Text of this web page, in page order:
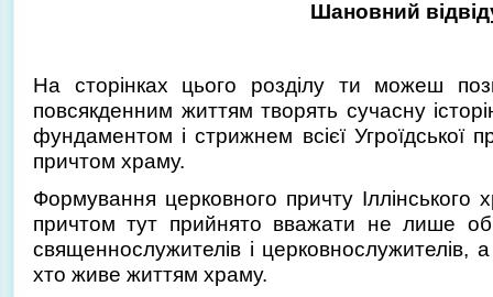
Шановний
На сторінках цього розділу ти можеш
повсякденним життям творять сучасну
фундаментом і стрижнем всієї Угроїдської
причтом храму.
Формування церковного причту Іллінського
причтом тут прийнято вважати не лише
священнослужителів і
хто живе життям храму.